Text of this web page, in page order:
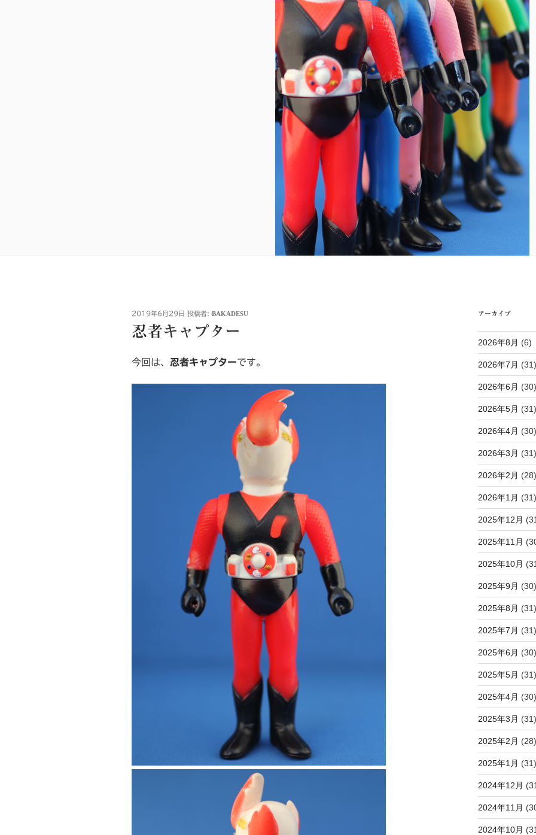
投
日:
2019年6月29日 投稿者: BAKADESU
忍者キャプター
今回は、 忍者キャプターです。
アーカイブ
2026年8月 (6)
2026年7月 (31)
2026年6月 (30)
2026年5月 (31)
2026年4月 (30)
2026年3月 (31)
2026年2月 (28)
2026年1月 (31)
2025年12月
2025年11月
2025年10月
2025年9月 (30)
2025年8月 (31)
2025年7月 (31)
2025年6月 (30)
2025年5月 (31)
2025年4月 (30)
2025年3月 (31)
2025年2月 (28)
2025年1月 (31)
2024年12月
2024年11月
2024年10月